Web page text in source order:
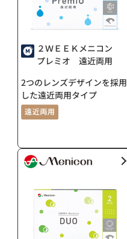
２ＷＥＥＫメニコン
プレミオ 遠近両用
2つのレンズデザインを採用
した遠近両用タイプ